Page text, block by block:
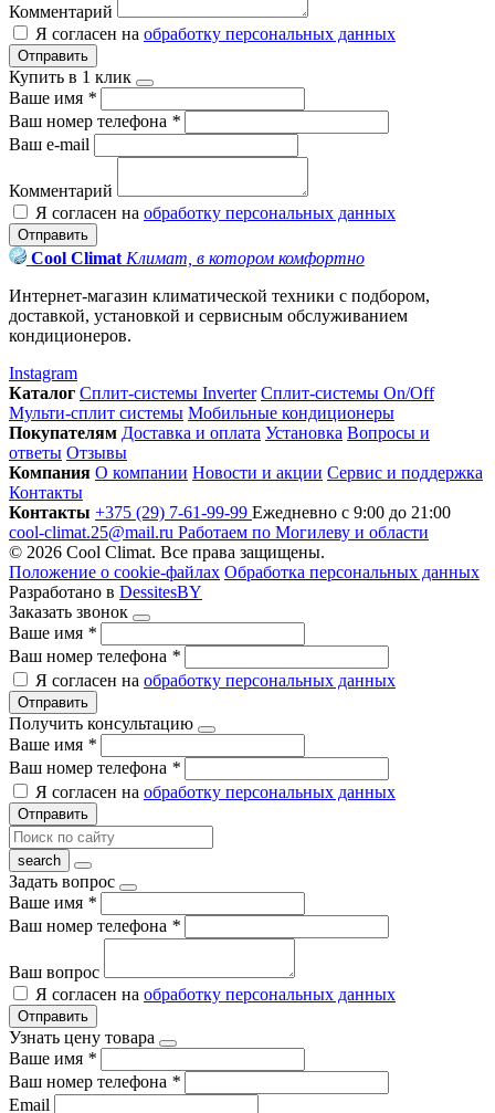
Комментарий
Я согласен на обработку персональных данных
Отправить
Купить в 1 клик
Ваше имя *
Ваш номер телефона *
Ваш e-mail
Комментарий
Я согласен на обработку персональных данных
Отправить
Cool Climat Климат, в котором комфортно
Интернет-магазин климатической техники с подбором,
доставкой, установкой и сервисным обслуживанием
кондиционеров.
Instagram
Каталог Сплит-системы Inverter Сплит-системы On/Off
Мульти-сплит системы Мобильные кондиционеры
Покупателям Доставка и оплата Установка Вопросы и
ответы Отзывы
Компания О компании Новости и акции Сервис и поддержка
Контакты
Контакты +375 (29) 7-61-99-99 Ежедневно с 9:00 до 21:00
cool-climat.25@mail.ru Работаем по Могилеву и области
© 2026 Cool Climat. Все права защищены.
Положение о cookie-файлах Обработка персональных данных
Разработано в DessitesBY
Заказать звонок
Ваше имя *
Ваш номер телефона *
Я согласен на обработку персональных данных
Отправить
Получить консультацию
Ваше имя *
Ваш номер телефона *
Я согласен на обработку персональных данных
Отправить
Задать вопрос
Ваше имя *
Ваш номер телефона *
Ваш вопрос
Я согласен на обработку персональных данных
Отправить
Узнать цену товара
Ваше имя *
Ваш номер телефона *
Email